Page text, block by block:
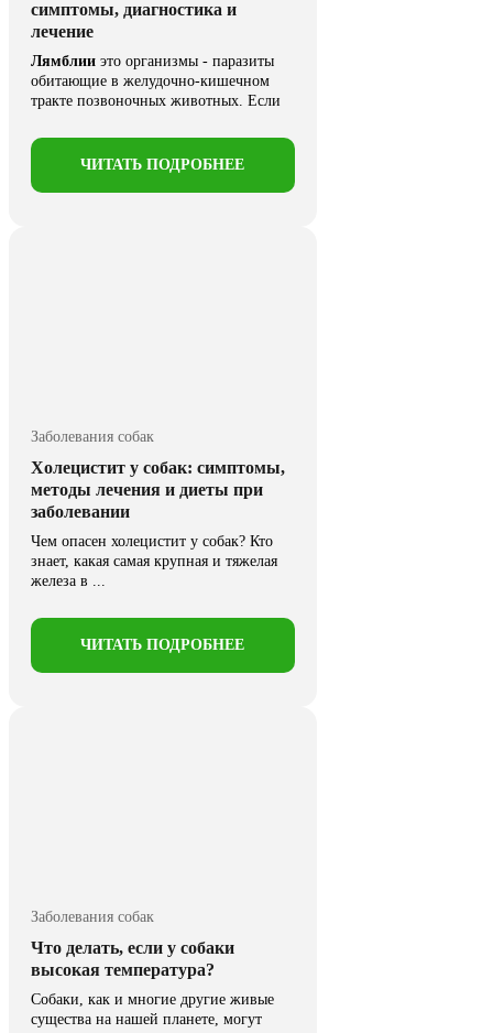
симптомы, диагностика и
лечение
Лямблии это организмы - паразиты
обитающие в желудочно-кишечном
тракте позвоночных животных. Если
ЧИТАТЬ ПОДРОБНЕЕ
Заболевания собак
Холецистит у собак: симптомы,
методы лечения и диеты при
заболевании
Чем опасен холецистит у собак? Кто
знает, какая самая крупная и тяжелая
железа в ...
ЧИТАТЬ ПОДРОБНЕЕ
Заболевания собак
Что делать, если у собаки
высокая температура?
Собаки, как и многие другие живые
существа на нашей планете, могут